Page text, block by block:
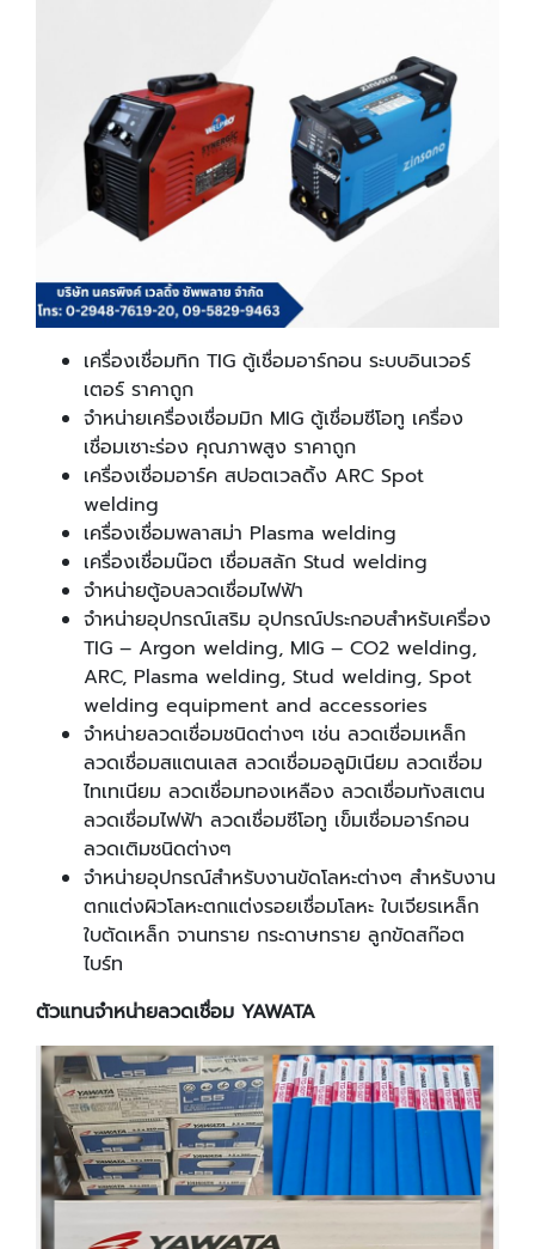
เครื่องเชื่อมทิก TIG ตู้เชื่อมอาร์กอน ระบบอินเวอร์
เตอร์ ราคาถูก
จำหน่ายเครื่องเชื่อมมิก MIG ตู้เชื่อมซีโอทู เครื่อง
เชื่อมเซาะร่อง คุณภาพสูง ราคาถูก
เครื่องเชื่อมอาร์ค สปอตเวลดิ้ง ARC Spot
welding
เครื่องเชื่อมพลาสม่า Plasma welding
เครื่องเชื่อมน๊อต เชื่อมสลัก Stud welding
จำหน่ายตู้อบลวดเชื่อมไฟฟ้า
จำหน่ายอุปกรณ์เสริม อุปกรณ์ประกอบสำหรับเครื่อง
TIG – Argon welding, MIG – CO2 welding,
ARC, Plasma welding, Stud welding, Spot
welding equipment and accessories
จำหน่ายลวดเชื่อมชนิดต่างๆ เช่น ลวดเชื่อมเหล็ก
ลวดเชื่อมสแตนเลส ลวดเชื่อมอลูมิเนียม ลวดเชื่อม
ไทเทเนียม ลวดเชื่อมทองเหลือง ลวดเชื่อมทังสเตน
ลวดเชื่อมไฟฟ้า ลวดเชื่อมซีโอทู เข็มเชื่อมอาร์กอน
ลวดเติมชนิดต่างๆ
จำหน่ายอุปกรณ์สำหรับงานขัดโลหะต่างๆ สำหรับงาน
ตกแต่งผิวโลหะตกแต่งรอยเชื่อมโลหะ ใบเจียรเหล็ก
ใบตัดเหล็ก จานทราย กระดาษทราย ลูกขัดสก๊อต
ไบร์ท
ตัวแทนจำหน่ายลวดเชื่อม YAWATA